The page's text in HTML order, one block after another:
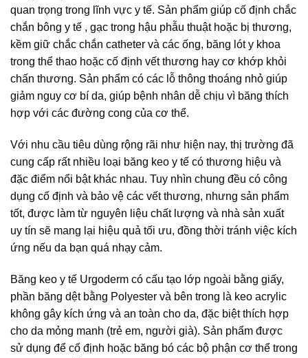
quan trọng trong lĩnh vực y tế. Sản phẩm giúp cố định chắc
chắn bông y tế , gạc trong hậu phẫu thuật hoặc bị thương,
kềm giữ chắc chắn catheter và các ống, băng lót y khoa
trong thể thao hoặc cố định vết thương hay cơ khớp khỏi
chấn thương. Sản phẩm có các lỗ thông thoáng nhỏ giúp
giảm nguy cơ bí da, giúp bệnh nhân dễ chịu vì băng thích
hợp với các đường cong của cơ thể.
Với nhu cầu tiêu dùng rộng rãi như hiện nay, thị trường đã
cung cấp rất nhiều loại băng keo y tế có thương hiệu và
đặc điểm nổi bật khác nhau. Tuy nhìn chung đều có công
dụng cố định và bảo vệ các vết thương, nhưng sản phẩm
tốt, được làm từ nguyên liệu chất lượng và nhà sản xuất
uy tín sẽ mang lại hiệu quả tối ưu, đồng thời tránh việc kích
ứng nếu da bạn quá nhạy cảm.
Băng keo y tế Urgoderm có cấu tạo lớp ngoài bằng giấy,
phần băng dệt bằng Polyester và bên trong là keo acrylic
không gây kích ứng và an toàn cho da, đặc biệt thích hợp
cho da mỏng manh (trẻ em, người già). Sản phẩm được
sử dụng để cố định hoặc băng bó các bộ phận cơ thể trong